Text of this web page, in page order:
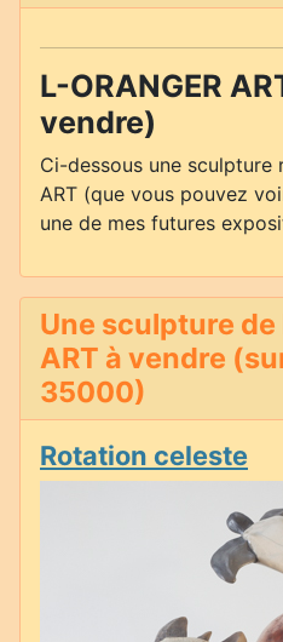
L-ORANGER
vendre)
Ci-dessous une sculpture
ART (que vous pouvez
une de mes futures
Une sculpture de
ART à vendre
35000)
Rotation celeste